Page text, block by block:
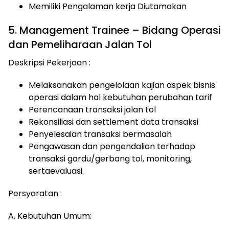
Memiliki Pengalaman kerja Diutamakan
5. Management Trainee – Bidang Operasi
dan Pemeliharaan Jalan Tol
Deskripsi Pekerjaan :
Melaksanakan pengelolaan kajian aspek bisnis
operasi dalam hal kebutuhan perubahan tarif
Perencanaan transaksi jalan tol
Rekonsiliasi dan settlement data transaksi
Penyelesaian transaksi bermasalah
Pengawasan dan pengendalian terhadap
transaksi gardu/gerbang tol, monitoring,
sertaevaluasi.
Persyaratan :
A. Kebutuhan Umum: